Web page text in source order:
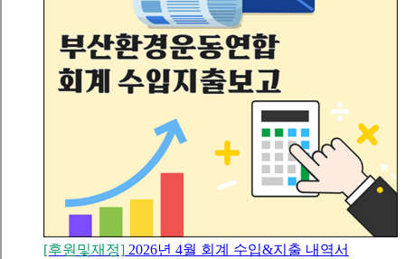
[후원및재정] 2026년 4월 회계 수입&지출 내역서